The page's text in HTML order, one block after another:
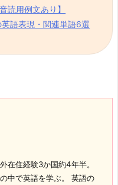
読用例文あり】
英語表現・関連単語6選
在住経験3か国約4年半。
中で英語を学ぶ。 英語の